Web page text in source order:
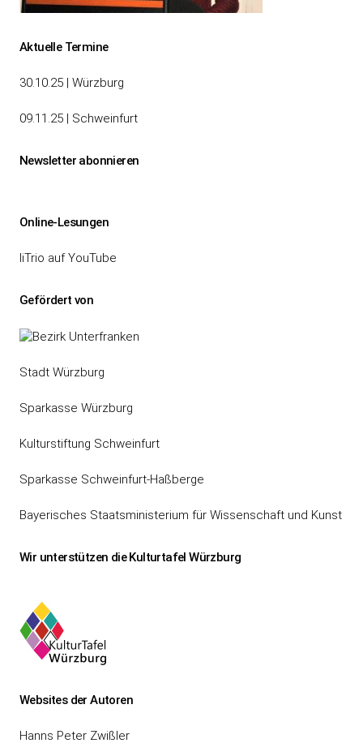
Beitragsnavigation
Aktuelle Termine
30.10.25 | Würzburg
09.11.25 | Schweinfurt
Newsletter abonnieren
Online-Lesungen
liTrio auf YouTube
Gefördert von
Stadt Würzburg
Sparkasse Würzburg
Kulturstiftung Schweinfurt
Sparkasse Schweinfurt-Haßberge
Bayerisches Staatsministerium für Wissenschaft und Kunst
Wir unterstützen die Kulturtafel Würzburg
Websites der Autoren
Hanns Peter Zwißler